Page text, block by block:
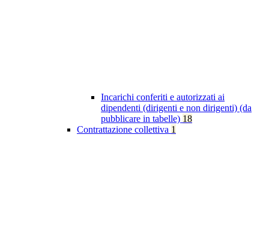
Incarichi conferiti e autorizzati ai
dipendenti (dirigenti e non dirigenti) (da
pubblicare in tabelle) 18
Contrattazione collettiva 1